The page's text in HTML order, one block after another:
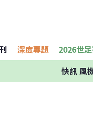
深度專題 2026世
快訊風